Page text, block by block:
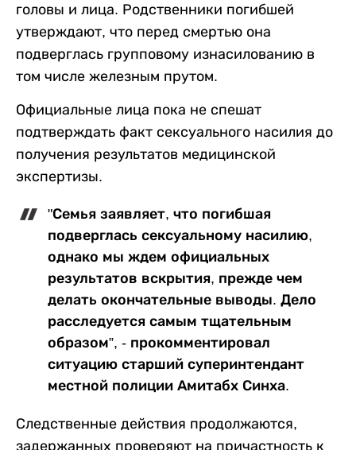
головы и лица. Родственники погибшей
утверждают, что перед смертью она
подверглась групповому изнасилованию в
том числе железным прутом.
Официальные лица пока не спешат
подтверждать факт сексуального насилия до
получения результатов медицинской
экспертизы.
"Семья заявляет, что погибшая
подверглась сексуальному насилию,
однако мы ждем официальных
результатов вскрытия, прежде чем
делать окончательные выводы. Дело
расследуется самым тщательным
образом”, - прокомментировал
ситуацию старший суперинтендант
местной полиции Амитабх Синха.
Следственные действия продолжаются,
задержанных проверяют на причастность к